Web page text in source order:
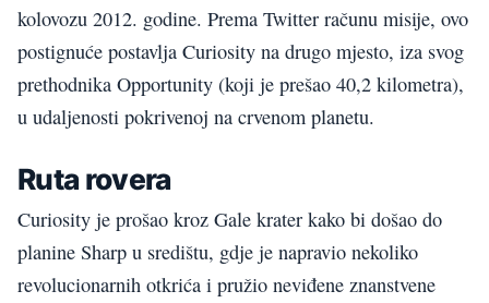
kolovozu 2012. godine. Prema Twitter računu misije, ovo
postignuće postavlja Curiosity na drugo mjesto, iza svog
prethodnika Opportunity (koji je prešao 40,2 kilometra),
u udaljenosti pokrivenoj na crvenom planetu.
Ruta rovera
Curiosity je prošao kroz Gale krater kako bi došao do
planine Sharp u središtu, gdje je napravio nekoliko
revolucionarnih otkrića i pružio neviđene znanstvene